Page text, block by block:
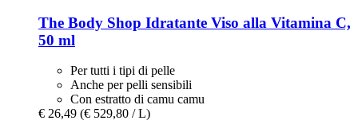
The Body Shop Idratante Viso alla Vitamina C,
50 ml
Per tutti i tipi di pelle
Anche per pelli sensibili
Con estratto di camu camu
€ 26,49 (€ 529,80 / L)